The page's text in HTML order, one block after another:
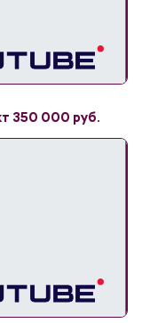
350 000 руб.